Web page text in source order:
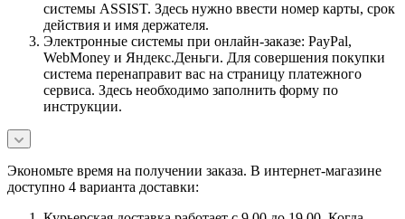
системы ASSIST. Здесь нужно ввести номер карты, срок
действия и имя держателя.
Электронные системы при онлайн-заказе: PayPal,
WebMoney и Яндекс.Деньги. Для совершения покупки
система перенаправит вас на страницу платежного
сервиса. Здесь необходимо заполнить форму по
инструкции.
Экономьте время на получении заказа. В интернет-магазине
доступно 4 варианта доставки: